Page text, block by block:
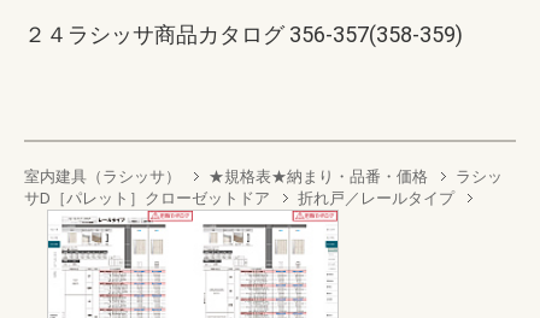
２４ラシッサ商品カタログ 356-357(358-359)
室内建具（ラシッサ） ★規格表★納まり・品番・価格
ラシッ
サD［パレット］クローゼットドア
折れ戸／レールタイプ